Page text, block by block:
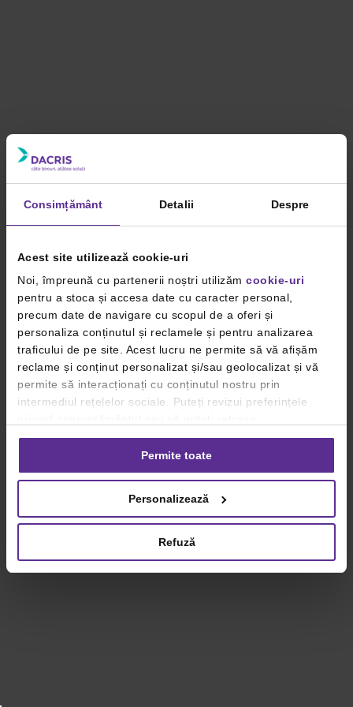
Consimțământ Detalii Despre
Acest site utilizează cookie-uri
Noi, împreună cu partenerii noștri utilizăm cookie-uri
pentru a stoca și accesa date cu caracter personal,
precum date de navigare cu scopul de a oferi și
personaliza conținutul și reclamele și pentru analizarea
traficului de pe site. Acest lucru ne permite să vă afișăm
reclame și conținut personalizat și/sau geolocalizat și vă
permite să interacționați cu conținutul nostru prin
intermediul rețelelor sociale. Puteți revizui preferințele
consimțământul oricând, făcând click pe linkul către
setările dvs. de cookie-uri.
privind utilizarea modulelor cookie.Detalii
Permite toate
Personalizează
Refuză